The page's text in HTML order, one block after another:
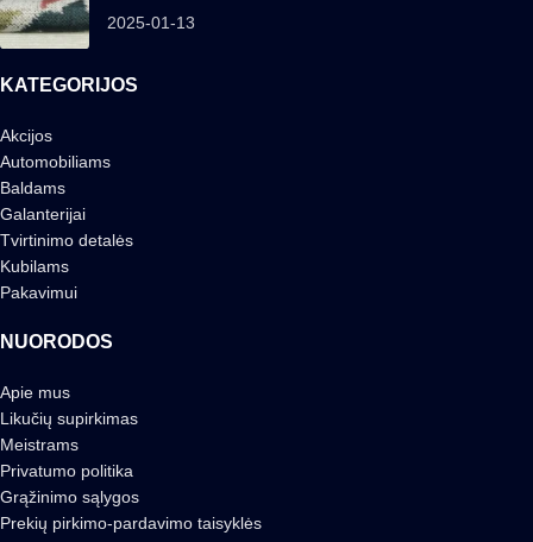
2025-01-13
KATEGORIJOS
Akcijos
Automobiliams
Baldams
Galanterijai
Tvirtinimo detalės
Kubilams
Pakavimui
NUORODOS
Apie mus
Likučių supirkimas
Meistrams
Privatumo politika
Grąžinimo sąlygos
Prekių pirkimo-pardavimo taisyklės